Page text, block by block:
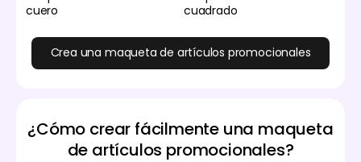
cuero
cuadrado
Crea una maqueta de artículos promocionales
¿Cómo crear fácilmente una maqueta
de artículos promocionales?